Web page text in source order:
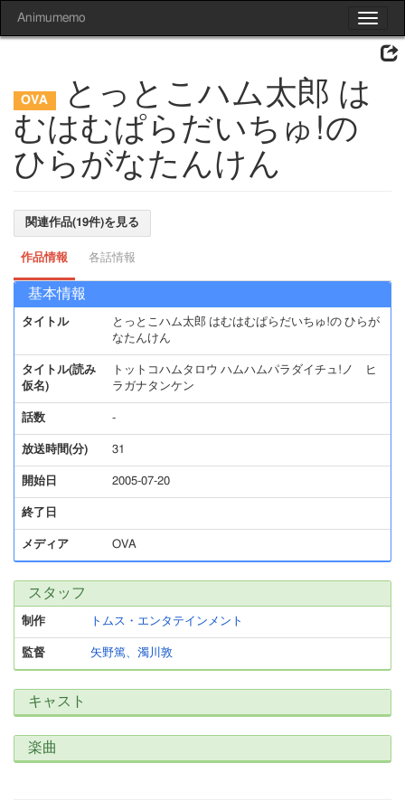
Toggle
Animumemo
とっとこハム太郎 は
むはむぱらだいちゅ!の
ひらがなたんけん
関連作品(19件)を見る
作品情報 各話情報
基本情報
タイトル
とっとこハム太郎 はむはむぱらだいちゅ!の ひらが
なたんけん
タイトル(読み
仮名)
トットコハムタロウ ハムハムパラダイチュ!ノ ヒ
ラガナタンケン
話数 -
放送時間(分) 31
開始日 2005-07-20
終了日
メディア OVA
スタッフ
制作 トムス・エンタテインメント
監督 矢野篤、濁川敦
キャスト
楽曲